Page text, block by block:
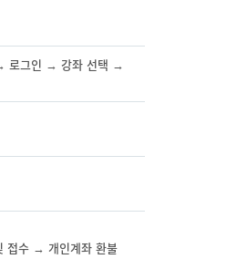
로그인 → 강좌 선택 →
접수 → 개인계좌 환불